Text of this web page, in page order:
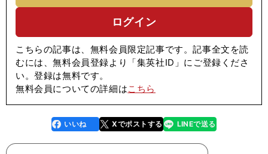
ログイン
こちらの記事は、無料会員限定記事です。記事全文を読
むには、無料会員登録より「集英社ID」にご登録くださ
い。登録は無料です。
無料会員についての詳細はこちら
faceboo
k
いいね Xでポストする
line LINEで送る